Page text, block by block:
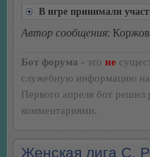
В игре принимали
Автор сообщения:
Бот форума - это не
служебную информацию
Первого апреля бот
комментариями.
Женская лига С.